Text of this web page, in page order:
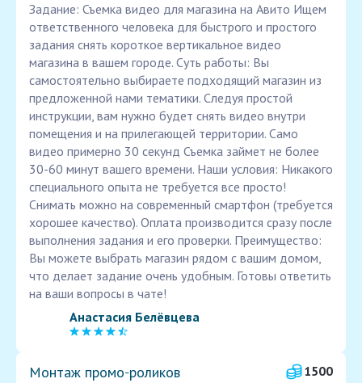
Задание: Съемка видео для магазина на Авито Ищем
ответственного человека для быстрого и простого
задания снять короткое вертикальное видео
магазина в вашем городе. Суть работы: Вы
самостоятельно выбираете подходящий магазин из
предложенной нами тематики. Следуя простой
инструкции, вам нужно будет снять видео внутри
помещения и на прилегающей территории. Само
видео примерно 30 секунд Съемка займет не более
30-60 минут вашего времени. Наши условия: Никакого
специального опыта не требуется все просто!
Снимать можно на современный смартфон (требуется
хорошее качество). Оплата производится сразу после
выполнения задания и его проверки. Преимущество:
Вы можете выбрать магазин рядом с вашим домом,
что делает задание очень удобным. Готовы ответить
на ваши вопросы в чате!
Анастасия Белёвцева
Монтаж промо‑роликов
1500